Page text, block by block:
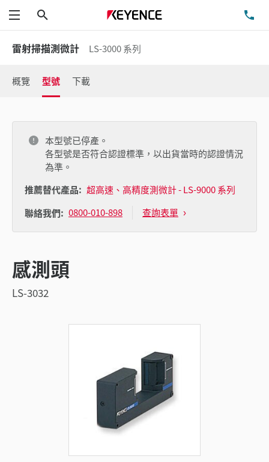
功能表
雷射掃描測微計 LS-3000 系列
概覽 型號 下載
本型號已停產。
各型號是否符合認證標準，以出貨當時的認證情況
為準。
推薦替代產品: 超高速、高精度測微計 - LS-9000 系列
聯絡我們: 0800-010-898 查詢表單
感測頭
LS-3032